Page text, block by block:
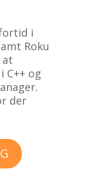
i
Roku
at
C++ og
der